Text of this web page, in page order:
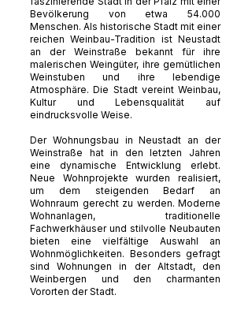
Bevölkerung von etwa 54.000
Menschen. Als historische Stadt mit einer
reichen Weinbau-Tradition ist Neustadt
an der Weinstraße bekannt für ihre
malerischen Weingüter, ihre gemütlichen
Weinstuben und ihre lebendige
Atmosphäre. Die Stadt vereint Weinbau,
Kultur und Lebensqualität auf
eindrucksvolle Weise.
Der Wohnungsbau in Neustadt an der
Weinstraße hat in den letzten Jahren
eine dynamische Entwicklung erlebt.
Neue Wohnprojekte wurden realisiert,
um dem steigenden Bedarf an
Wohnraum gerecht zu werden. Moderne
Wohnanlagen, traditionelle
Fachwerkhäuser und stilvolle Neubauten
bieten eine vielfältige Auswahl an
Wohnmöglichkeiten. Besonders gefragt
sind Wohnungen in der Altstadt, den
Weinbergen und den charmanten
Vororten der Stadt.